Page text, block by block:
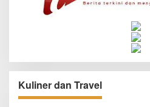
Kuliner dan Travel